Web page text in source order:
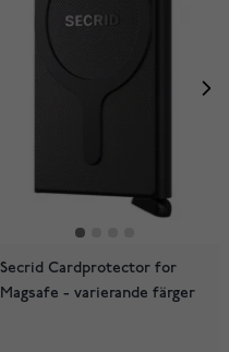
Secrid Cardprotector for
Magsafe - varierande färger